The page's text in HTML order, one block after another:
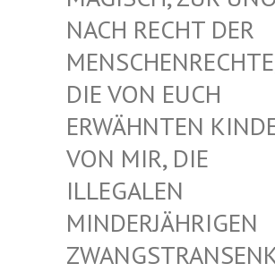
ACH RECHT DER M
ENSCHENRECHTE,
IE VON EUCH E
RWÄHNTEN
ON MIR, DIE I
LLEGALEN M
INDERJÄHRIGEN Z
WANGSTRANSENKI,